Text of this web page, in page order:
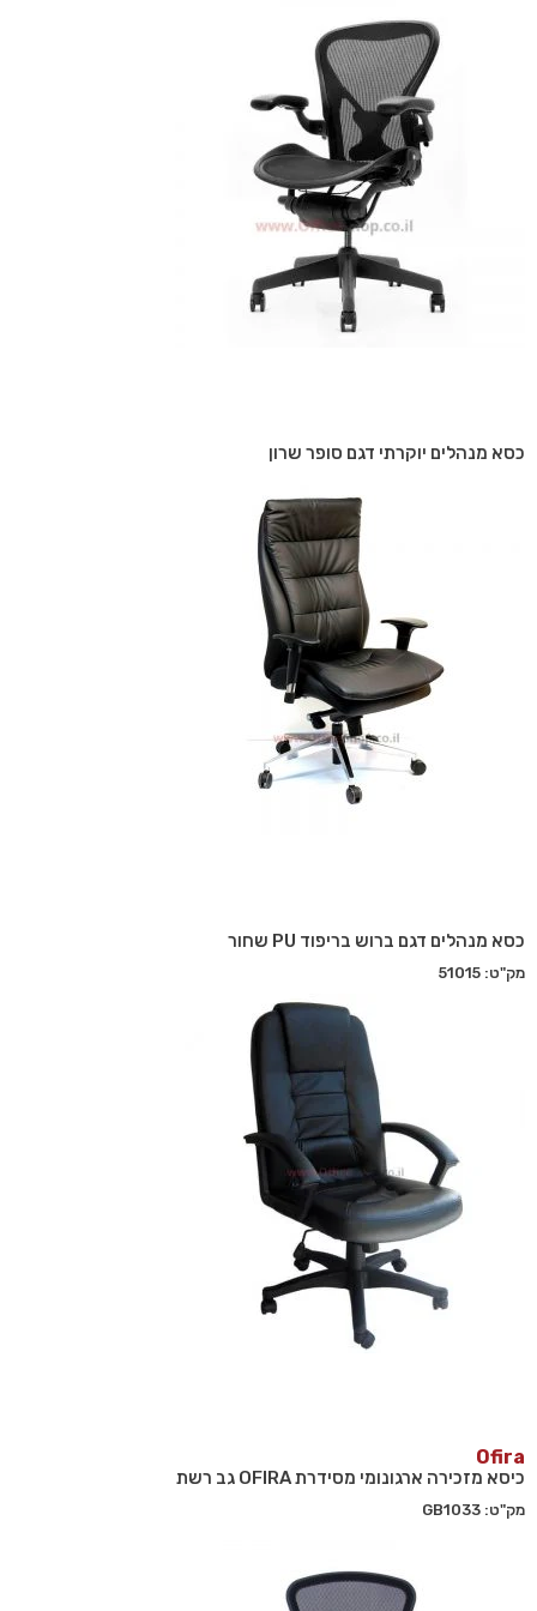
כסא מנהלים יוקרתי דגם סופר שרון
כסא מנהלים דגם ברוש בריפוד PU שחור
מק"ט: 51015
Ofira
כיסא מזכירה ארגונומי מסידרת OFIRA גב רשת
מק"ט: GB1033